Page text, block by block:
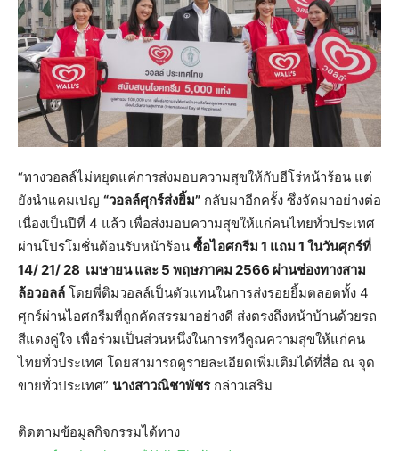
“ทางวอลล์ไม่หยุดแค่การส่งมอบความสุขให้กับฮีโร่หน้าร้อน แต่
ยังนำแคมเปญ “วอลล์ศุกร์ส่งยิ้ม” กลับมาอีกครั้ง ซึ่งจัดมาอย่างต่อ
เนื่องเป็นปีที่ 4 แล้ว เพื่อส่งมอบความสุขให้แก่คนไทยทั่วประเทศ
ผ่านโปรโมชั่นต้อนรับหน้าร้อน ซื้อไอศกรีม 1 แถม 1 ในวันศุกร์ที่
14/ 21/ 28 เมษายน และ 5 พฤษภาคม 2566 ผ่านช่องทางสาม
ล้อวอลล์ โดยพี่ติมวอลล์เป็นตัวแทนในการส่งรอยยิ้มตลอดทั้ง 4
ศุกร์ผ่านไอศกรีมที่ถูกคัดสรรมาอย่างดี ส่งตรงถึงหน้าบ้านด้วยรถ
สีแดงคู่ใจ เพื่อร่วมเป็นส่วนหนึ่งในการทวีคูณความสุขให้แก่คน
ไทยทั่วประเทศ โดยสามารถดูรายละเอียดเพิ่มเติมได้ที่สื่อ ณ จุด
ขายทั่วประเทศ” นางสาวณิชาพัชรกล่าวเสริม
ติดตามข้อมูลกิจกรรมได้ทาง